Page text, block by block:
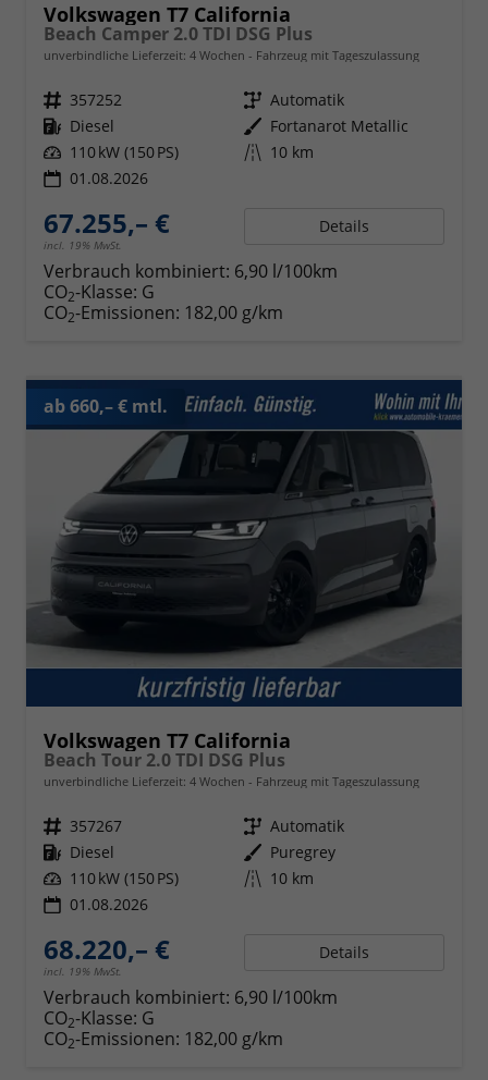
Volkswagen T7 California
Beach Camper 2.0 TDI DSG Plus
unverbindliche Lieferzeit: 4 Wochen Fahrzeug mit Tageszulassung
Fahrzeugnr. 357252 Getriebe Automatik
Kraftstoff Diesel Außenfarbe Fortanarot Metallic
Leistung 110 kW (150 PS) Kilometerstand 10 km
01.08.2026
67.255,– €
incl. 19% MwSt.
Details
Verbrauch kombiniert: 6,90 l/100km
CO2-Klasse: G
CO2-Emissionen: 182,00 g/km
ab 660,– € mtl.
Volkswagen T7 California
Beach Tour 2.0 TDI DSG Plus
unverbindliche Lieferzeit: 4 Wochen Fahrzeug mit Tageszulassung
Fahrzeugnr. 357267 Getriebe Automatik
Kraftstoff Diesel Außenfarbe Puregrey
Leistung 110 kW (150 PS) Kilometerstand 10 km
01.08.2026
68.220,– €
incl. 19% MwSt.
Details
Verbrauch kombiniert: 6,90 l/100km
CO2-Klasse: G
CO2-Emissionen: 182,00 g/km